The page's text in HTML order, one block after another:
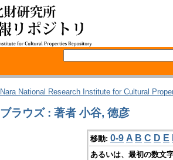
Nara National Research Institute for Cultural
ブラウズ : 著者 小谷, 徳彦
移動: 0-9 A B C D E
あるいは、最初の数文